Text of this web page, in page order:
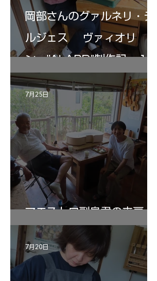
岡部さんのグァルネリ・デ
ルジェス ヴァィオリ
ン ”ALARD"制作記 １2
マエストロ副島君の来房
7月25日
7月20日